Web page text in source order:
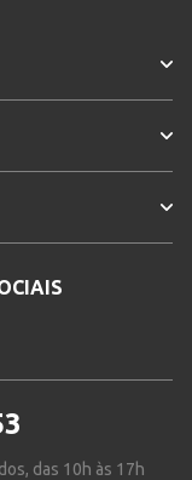
das 10h às 17h